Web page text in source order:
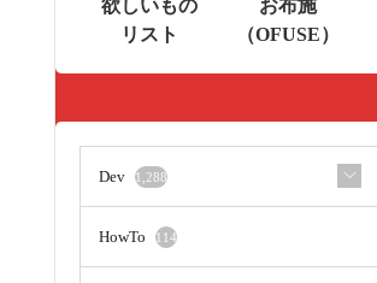
欲しいもの
リスト
お布施
（OFUSE）
Dev 1,288
HowTo 114